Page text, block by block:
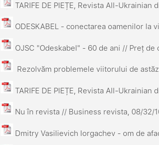
TARIFE DE PIEȚE, Revista All-Ukrainian
ODESKABEL - conectarea oamenilor la
OJSC "Odeskabel" - 60 de ani // Preț
Rezolvăm problemele viitorului de
TARIFE DE PIEȚE, Revista All-Ukrainian
Nu în revista // Business revista, 08/32/
Dmitry Vasilievich Iorgachev - om de